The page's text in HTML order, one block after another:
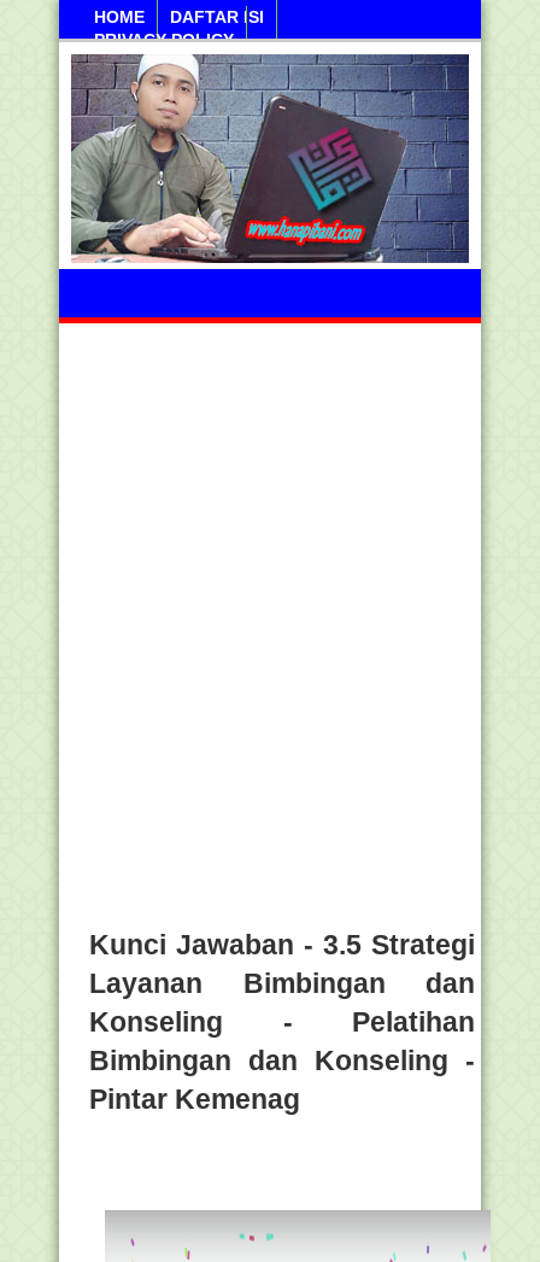
HOME
DAFTAR ISI
PRIVACY POLICY
Sabtu, 08 Agustus 2026
Kunci Jawaban - 3.5 Strategi
Layanan Bimbingan dan
Konseling - Pelatihan
Bimbingan dan Konseling -
Pintar Kemenag